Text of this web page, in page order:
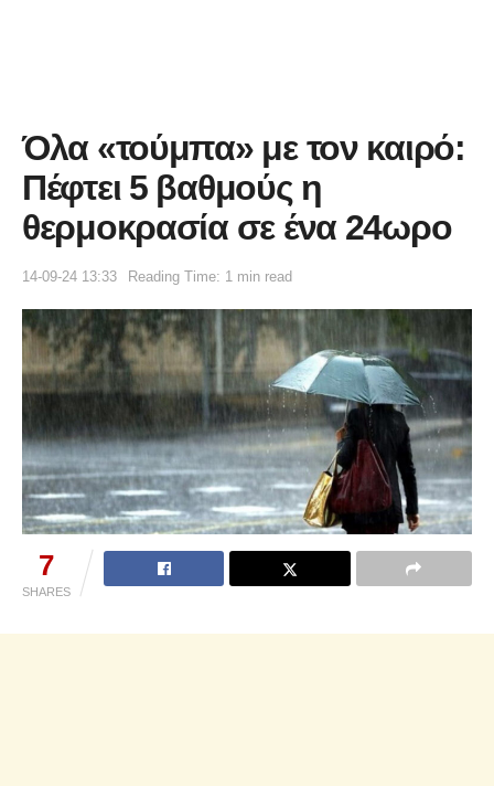
Όλα «τούμπα» με τον καιρό:
Πέφτει 5 βαθμούς η
θερμοκρασία σε ένα 24ωρο
14-09-24 13:33 Reading Time: 1 min read
7
SHARES